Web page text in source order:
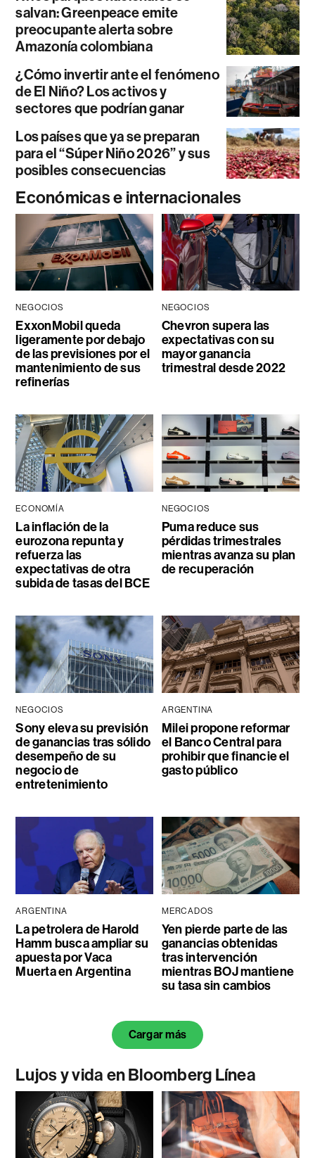
salvan: Greenpeace emite
preocupante alerta sobre
Amazonía colombiana
¿Cómo invertir ante el fenómeno
de El Niño? Los activos y
sectores que podrían ganar
Los países que ya se preparan
para el “Súper Niño 2026” y sus
posibles consecuencias
Económicas e internacionales
NEGOCIOS
ExxonMobil queda
ligeramente por debajo
de las previsiones por el
mantenimiento de sus
refinerías
NEGOCIOS
Chevron supera las
expectativas con su
mayor ganancia
trimestral desde 2022
ECONOMÍA
La inflación de la
eurozona repunta y
refuerza las
expectativas de otra
subida de tasas del BCE
NEGOCIOS
Puma reduce sus
pérdidas trimestrales
mientras avanza su plan
de recuperación
NEGOCIOS
Sony eleva su previsión
de ganancias tras sólido
desempeño de su
negocio de
entretenimiento
ARGENTINA
Milei propone reformar
el Banco Central para
prohibir que financie el
gasto público
ARGENTINA
La petrolera de Harold
Hamm busca ampliar su
apuesta por Vaca
Muerta en Argentina
MERCADOS
Yen pierde parte de las
ganancias obtenidas
tras intervención
mientras BOJ mantiene
su tasa sin cambios
Cargar más
Lujos y vida en Bloomberg Línea